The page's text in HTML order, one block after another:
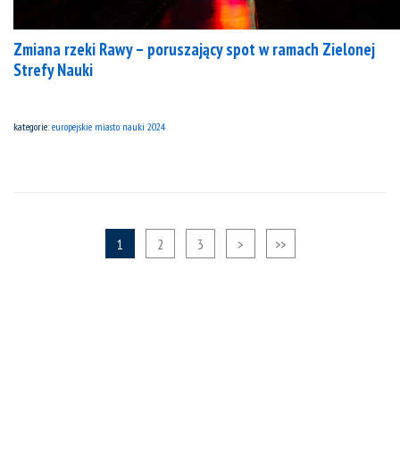
Zmiana rzeki Rawy – poruszający spot w ramach Zielonej
Strefy Nauki
kategorie: europejskie miasto nauki 2024
1 2 3 > >>